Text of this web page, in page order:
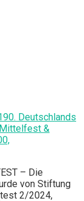
Deutschlands
&
– Die
von Stiftung
2/2024,